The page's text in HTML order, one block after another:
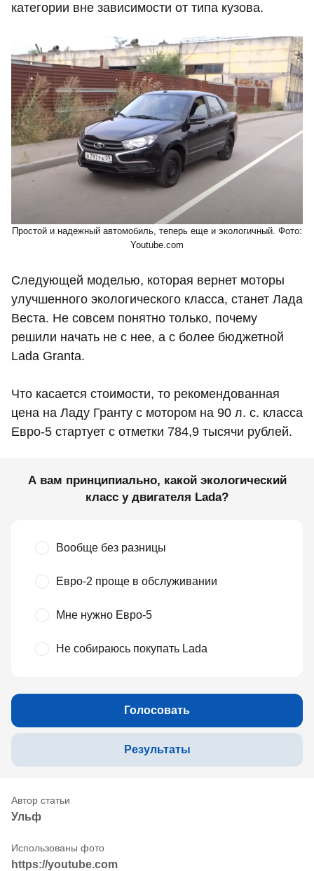
категории вне зависимости от типа кузова.
Простой и надежный автомобиль, теперь еще и экологичный. Фото:
Youtube.com
Следующей моделью, которая вернет моторы
улучшенного экологического класса, станет Лада
Веста. Не совсем понятно только, почему
решили начать не с нее, а с более бюджетной
Lada Granta.
Что касается стоимости, то рекомендованная
цена на Ладу Гранту с мотором на 90 л. с. класса
Евро-5 стартует с отметки 784,9 тысячи рублей.
А вам принципиально, какой экологический
класс у двигателя Lada?
Вообще без разницы
Евро-2 проще в обслуживании
Мне нужно Евро-5
Не собираюсь покупать Lada
Голосовать
Результаты
Ульф
https://youtube.com